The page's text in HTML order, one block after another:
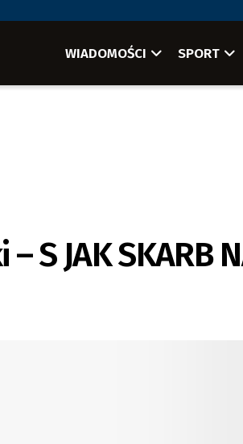
WIADOMOŚCI SPORT
S JAK SKARB